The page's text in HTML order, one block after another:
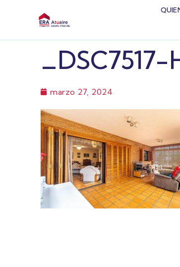
_DSC7517-
marzo 27, 2024